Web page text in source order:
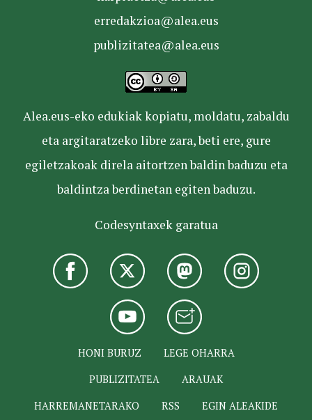
erredakzioa@alea.eus
publizitatea@alea.eus
Alea.eus-eko edukiak kopiatu, moldatu, zabaldu
eta argitaratzeko libre zara, beti ere, gure
egiletzakoak direla aitortzen baldin baduzu eta
baldintza berdinetan egiten baduzu.
Codesyntaxek garatua
HONI BURUZ
LEGE OHARRA
PUBLIZITATEA
ARAUAK
HARREMANETARAKO
RSS EGIN ALEAKIDE